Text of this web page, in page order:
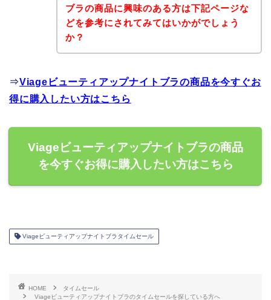
ブラの商品に興味のある方は下記ページな
どを参考にされてみてはいかがでしょう
か？
⇒Viageビューティアップナイトブラの商品を今すぐお
得に購入したい方はこちら
Viageビューティアップナイトブラの商品
を今すぐお得に購入したい方はこちら
Viageビューティアップナイトブラタイムセール
HOME
タイムセール
Viageビューティアップナイトブラのタイムセールを探している方へ